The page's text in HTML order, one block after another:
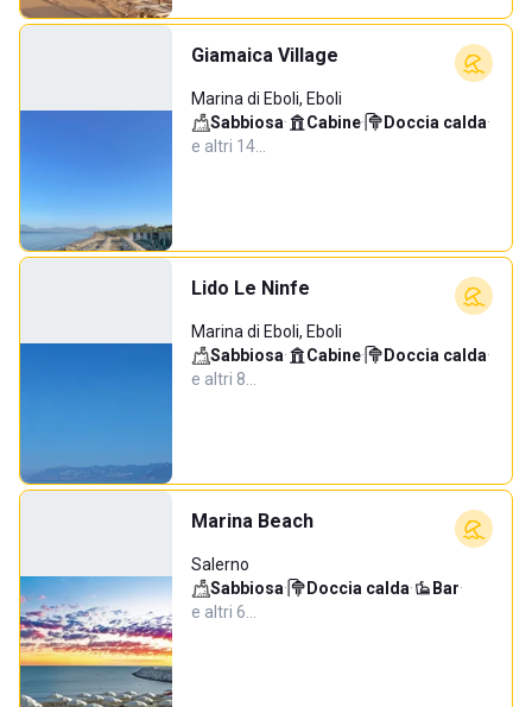
Giamaica Village
Marina di Eboli, Eboli
Sabbiosa· Cabine· Doccia calda·
e altri 14…
Lido Le Ninfe
Marina di Eboli, Eboli
Sabbiosa· Cabine· Doccia calda·
e altri 8…
Marina Beach
Salerno
Sabbiosa· Doccia calda· Bar·
e altri 6…